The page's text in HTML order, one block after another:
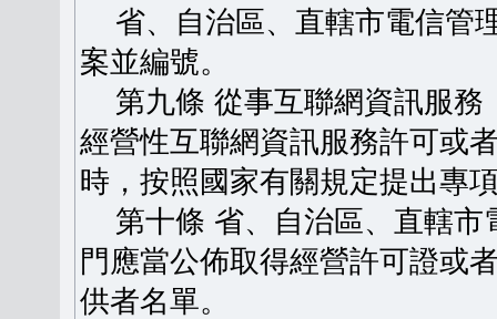
省、自治區、直轄市電信管
案並編號。
第九條 從事互聯網資訊服務
經營性互聯網資訊服務許可或
時，按照國家有關規定提出專
第十條 省、自治區、直轄市
門應當公佈取得經營許可證或
供者名單。